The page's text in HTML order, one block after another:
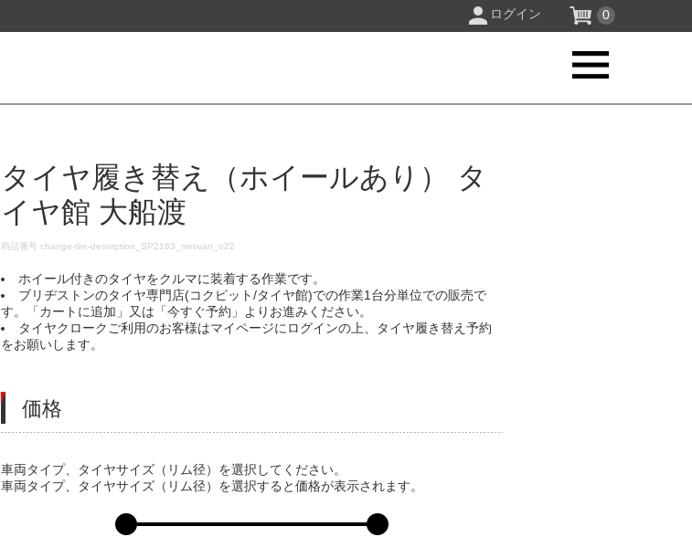
ログイン 0
タイヤ履き替え（ホイールあり） タ
イヤ館 大船渡
DETAILS
商品番号change-tire-desorption_SP2163_minivan_o22
ホイール付きのタイヤをクルマに装着する作業です。
ブリヂストンのタイヤ専門店(コクピット/タイヤ館)での作業1台分単位での販売で
す。「カートに追加」又は「今すぐ予約」よりお進みください。
タイヤクロークご利用のお客様はマイページにログインの上、タイヤ履き替え予約
をお願いします。
価格
VARIATIONS
車両タイプ、タイヤサイズ（リム径）を選択してください。
車両タイプ、タイヤサイズ（リム径）を選択すると価格が表示されます。